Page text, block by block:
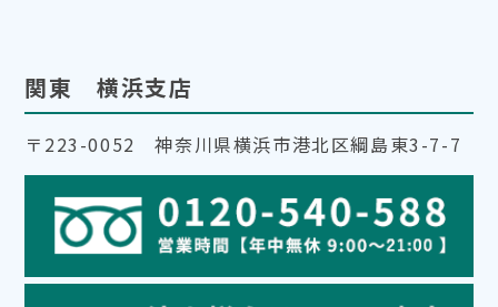
関東 横浜支店
〒223-0052 神奈川県横浜市港北区綱島東3-7-7